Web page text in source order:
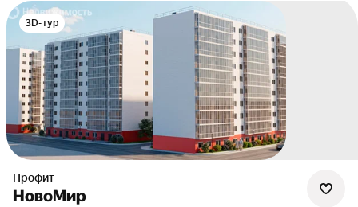
3D-тур
Профит
НовоМир